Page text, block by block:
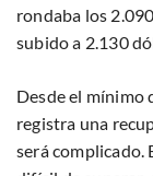
rondaba los
subido a 2.130
Desde el mínimo
registra una
será complicado.